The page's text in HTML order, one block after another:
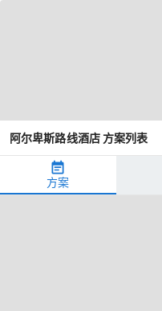
阿尔卑斯路线酒店 方案列表
方案